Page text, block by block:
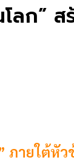
ก” ส
ายใต้หัว